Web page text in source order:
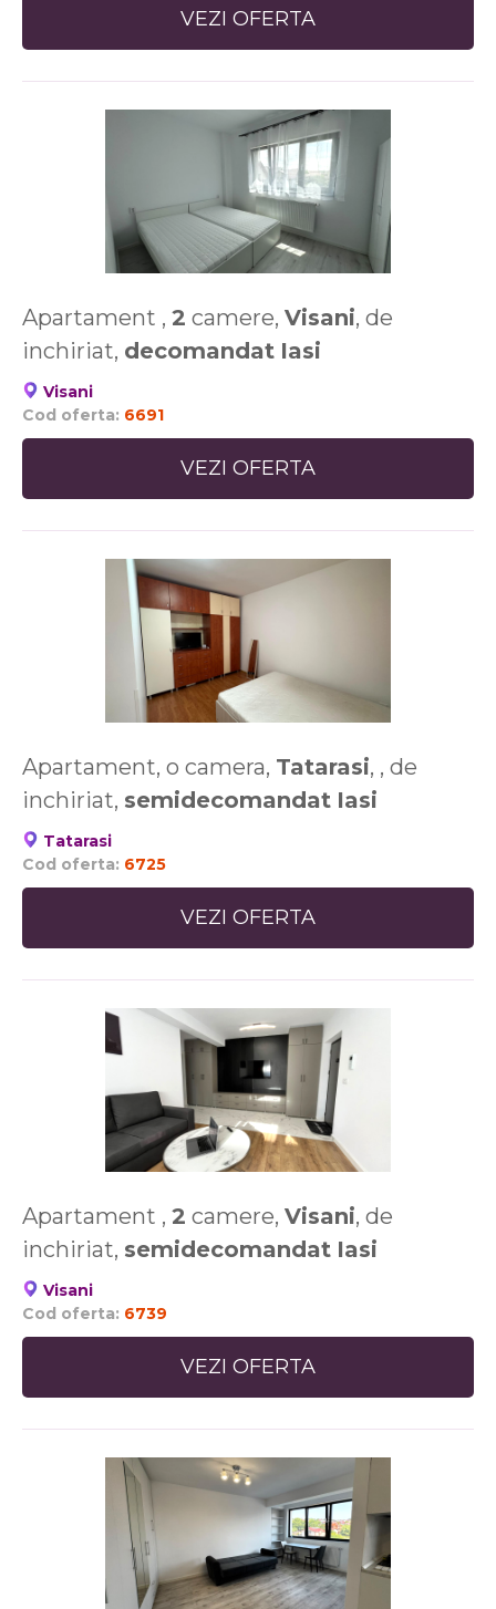
VEZI OFERTA
Apartament , 2 camere, Visani, de
inchiriat, decomandat Iasi
Visani
Cod oferta: 6691
VEZI OFERTA
Apartament, o camera, Tatarasi, , de
inchiriat, semidecomandat Iasi
Tatarasi
Cod oferta: 6725
VEZI OFERTA
Apartament , 2 camere, Visani, de
inchiriat, semidecomandat Iasi
Visani
Cod oferta: 6739
VEZI OFERTA